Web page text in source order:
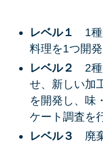
レベル１ 1
料理を1つ開
レベル２ 2
せ、新しい加
を開発し、味
ケート調査を
レベル３ 廃